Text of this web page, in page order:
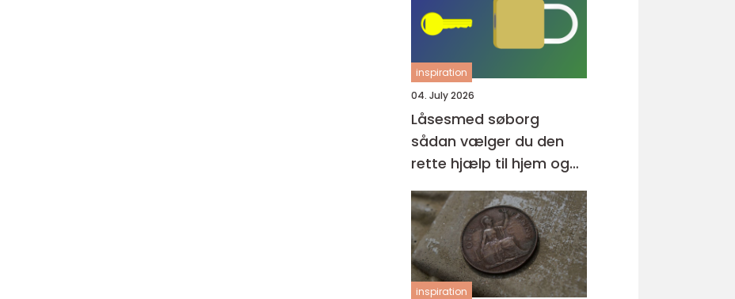
inspiration
04. July 2026
Låsesmed søborg
sådan vælger du den
rette hjælp til hjem og
erhverv
inspiration